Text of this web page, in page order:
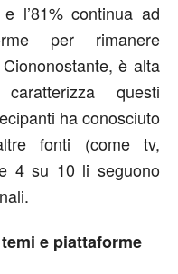
l’81% continua ad
per rimanere
è alta
questi
ha conosciuto
fonti (come tv,
4 su 10 li seguono
e piattaforme